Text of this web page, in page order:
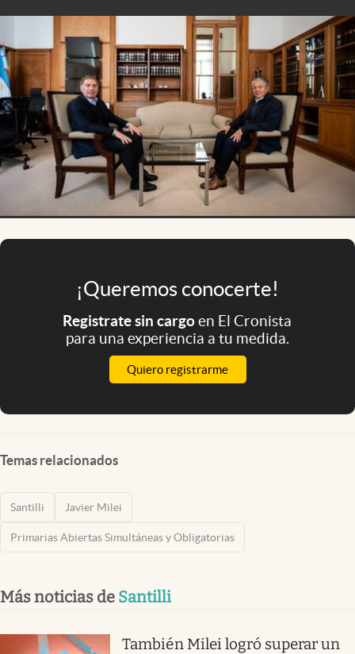
Mundial 2026
Eventos Corporativos
El Cronista Studio
Mediakit
abre en nueva pestaña
Argentina
¡Queremos conocerte!
Registrate sin cargoen El Cronista
para una experiencia a tu medida.
Quiero registrarme
Temas relacionados
Santilli Javier Milei
Primarias Abiertas Simultáneas y Obligatorias
Más noticias de Santilli
También Milei logró superar un